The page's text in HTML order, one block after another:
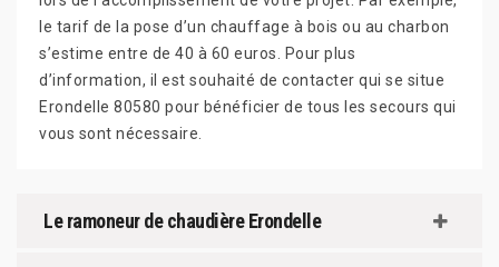
le tarif de la pose d’un chauffage à bois ou au charbon
s’estime entre de 40 à 60 euros. Pour plus
d’information, il est souhaité de contacter qui se situe
Erondelle 80580 pour bénéficier de tous les secours qui
vous sont nécessaire.
Le ramoneur de chaudière Erondelle